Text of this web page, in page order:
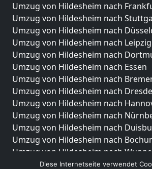
Umzug von Hildesheim nach
Umzug von Hildesheim nach
Umzug von Hildesheim nach
Umzug von Hildesheim nach Leipzig
Umzug von Hildesheim nach
Umzug von Hildesheim nach Essen
Umzug von Hildesheim nach
Umzug von Hildesheim nach
Umzug von Hildesheim nach
Umzug von Hildesheim nach
Umzug von Hildesheim nach
Umzug von Hildesheim nach
Umzug von Hildesheim nach
Umzug von Hildesheim nach
Diese Internetseite verwendet